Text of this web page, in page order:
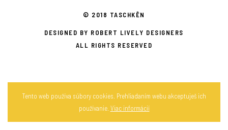
© 2018 TASCHKĒN
DESIGNED BY ROBERT LIVELY DESIGNERS
ALL RIGHTS RESERVED
Tento web používa súbory cookies. Prehliadaním webu akceptuješ ich
používanie. Viac informácií